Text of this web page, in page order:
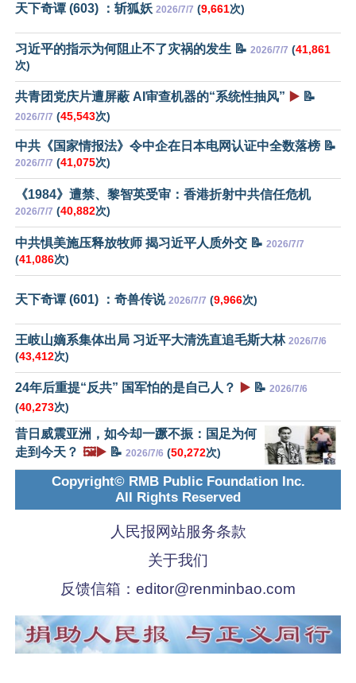
天下奇谭 (603) ：斩狐妖 2026/7/7 (9,661次)
习近平的指示为何阻止不了灾祸的发生 📝 2026/7/7 (41,861
次)
共青团党庆片遭屏蔽 AI审查机器的“系统性抽风” ▶️ 📝
2026/7/7 (45,543次)
中共《国家情报法》令中企在日本电网认证中全数落榜 📝
2026/7/7 (41,075次)
《1984》遭禁、黎智英受审：香港折射中共信任危机
2026/7/7 (40,882次)
中共惧美施压释放牧师 揭习近平人质外交 📝 2026/7/7
(41,086次)
天下奇谭 (601) ：奇兽传说 2026/7/7 (9,966次)
王岐山嫡系集体出局 习近平大清洗直追毛斯大林 2026/7/6
(43,412次)
24年后重提“反共” 国军怕的是自己人？ ▶️ 📝 2026/7/6
(40,273次)
昔日威震亚洲，如今却一蹶不振：国足为何
走到今天？ 🖼️▶️ 📝 2026/7/6 (50,272次)
Copyright© RMB Public Foundation Inc.
All Rights Reserved
人民报网站服务条款
关于我们
反馈信箱： editor@renminbao.com